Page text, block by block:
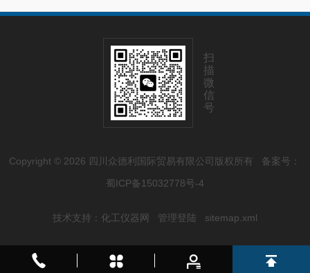
扫
描
微
信
号
Copyright © 2026 四川众德利国际贸易有限公司版权所有 备案号：
蜀ICP备15032778号-4
技术支持： 化工仪器网 管理登陆 sitemap.xml